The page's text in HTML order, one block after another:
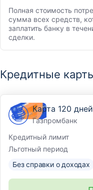
Полная стоимость
сумма всех средств,
заплатить банку в
сделки.
Кредитные
Карта 120 дней
Газпромбанк
Кредитный лимит
Льготный период
Без справки о доходах